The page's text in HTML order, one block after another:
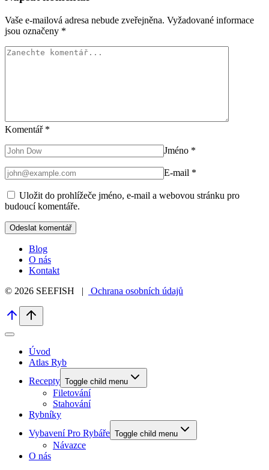
Vaše e-mailová adresa nebude zveřejněna. Vyžadované informace
jsou označeny *
Komentář *
Jméno *
E-mail *
Uložit do prohlížeče jméno, e-mail a webovou stránku pro
budoucí komentáře.
Blog
O nás
Kontakt
© 2026 SEEFISH |
Ochrana osobních údajů
Úvod
Atlas Ryb
Recepty Toggle child menu
Filetování
Stahování
Rybníky
Vybavení Pro Rybáře Toggle child menu
Návazce
O nás